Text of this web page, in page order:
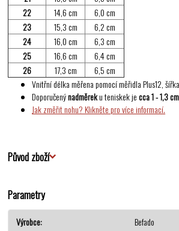
22
14,6 cm
6,0 cm
23
15,3 cm
6,2 cm
24
16,0 cm
6,3 cm
25
16,6 cm
6,4 cm
26
17,3 cm
6,5 cm
Vnitřní délka měřena pomocí měřidla Plus12,
Doporučenýnadměreku teniskek jecca 1 - 1,3 cm
Jak změřit nohu? Klikněte pro více informací.
Původ zboží
Parametry
Výrobce
Befado